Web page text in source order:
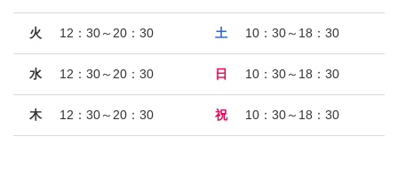
火 12：30～20：30
水 12：30～20：30
木 12：30～20：30
土 10：30～18：30
日 10：30～18：30
祝 10：30～18：30